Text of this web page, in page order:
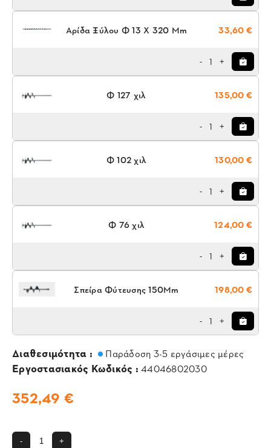
Αρίδα Ξύλου Φ 13 X 320 Mm 33,60 €
- 1 +
Φ 127 χιλ 135,00 €
- 1 +
Φ 102 χιλ 130,00 €
- 1 +
Φ 76 χιλ 124,00 €
- 1 +
Σπείρα Φύτευσης 150Mm 198,00 €
- 1 +
Διαθεσιμότητα : Παράδοση 3-5 εργάσιμες μέρες
Εργοστασιακός Κωδικός : 44046802030
352,49 €
- +